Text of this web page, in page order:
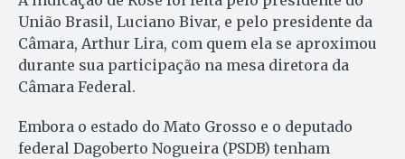
União Brasil, Luciano Bivar, e pelo presidente da
Câmara, Arthur Lira, com quem ela se aproximou
durante sua participação na mesa diretora da
Câmara Federal.
Embora o estado do Mato Grosso e o deputado
federal Dagoberto Nogueira (PSDB) tenham